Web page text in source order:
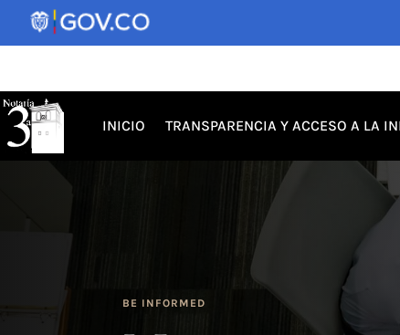
INICIO TRANSPARENCIA Y ACCESO A LA
BE INFORMED